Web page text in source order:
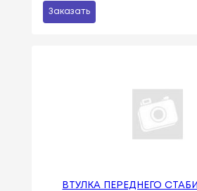
Заказать
ВТУЛКА ПЕРЕДНЕГО